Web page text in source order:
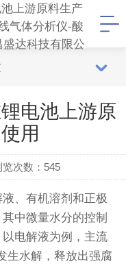
电池上游原
用
览次数： 545
、有机溶剂和正极
中微量水分的控制
电解液为例，主流
生水解，释放出强腐